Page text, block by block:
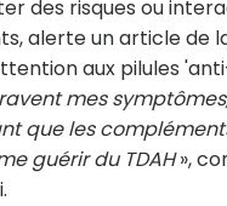
des risques ou
alerte un article de
aux pilules
mes
que les
guérir du TDAH»,